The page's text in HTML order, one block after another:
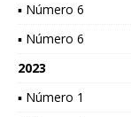
▪ Número 6
▪ Número 6
2023
▪ Número 1